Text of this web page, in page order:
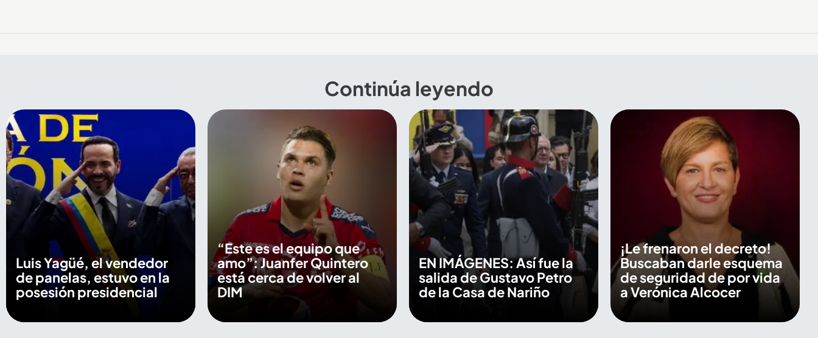
Continúa leyendo
Luis Yagüé, el vendedor
de panelas, estuvo en la
posesión presidencial
“Este es el equipo que
amo”: Juanfer Quintero
está cerca de volver al
DIM
EN IMÁGENES: Así fue la
salida de Gustavo Petro
de la Casa de Nariño
¡Le frenaron el decreto!
Buscaban darle esquema
de seguridad de por vida
a Verónica Alcocer